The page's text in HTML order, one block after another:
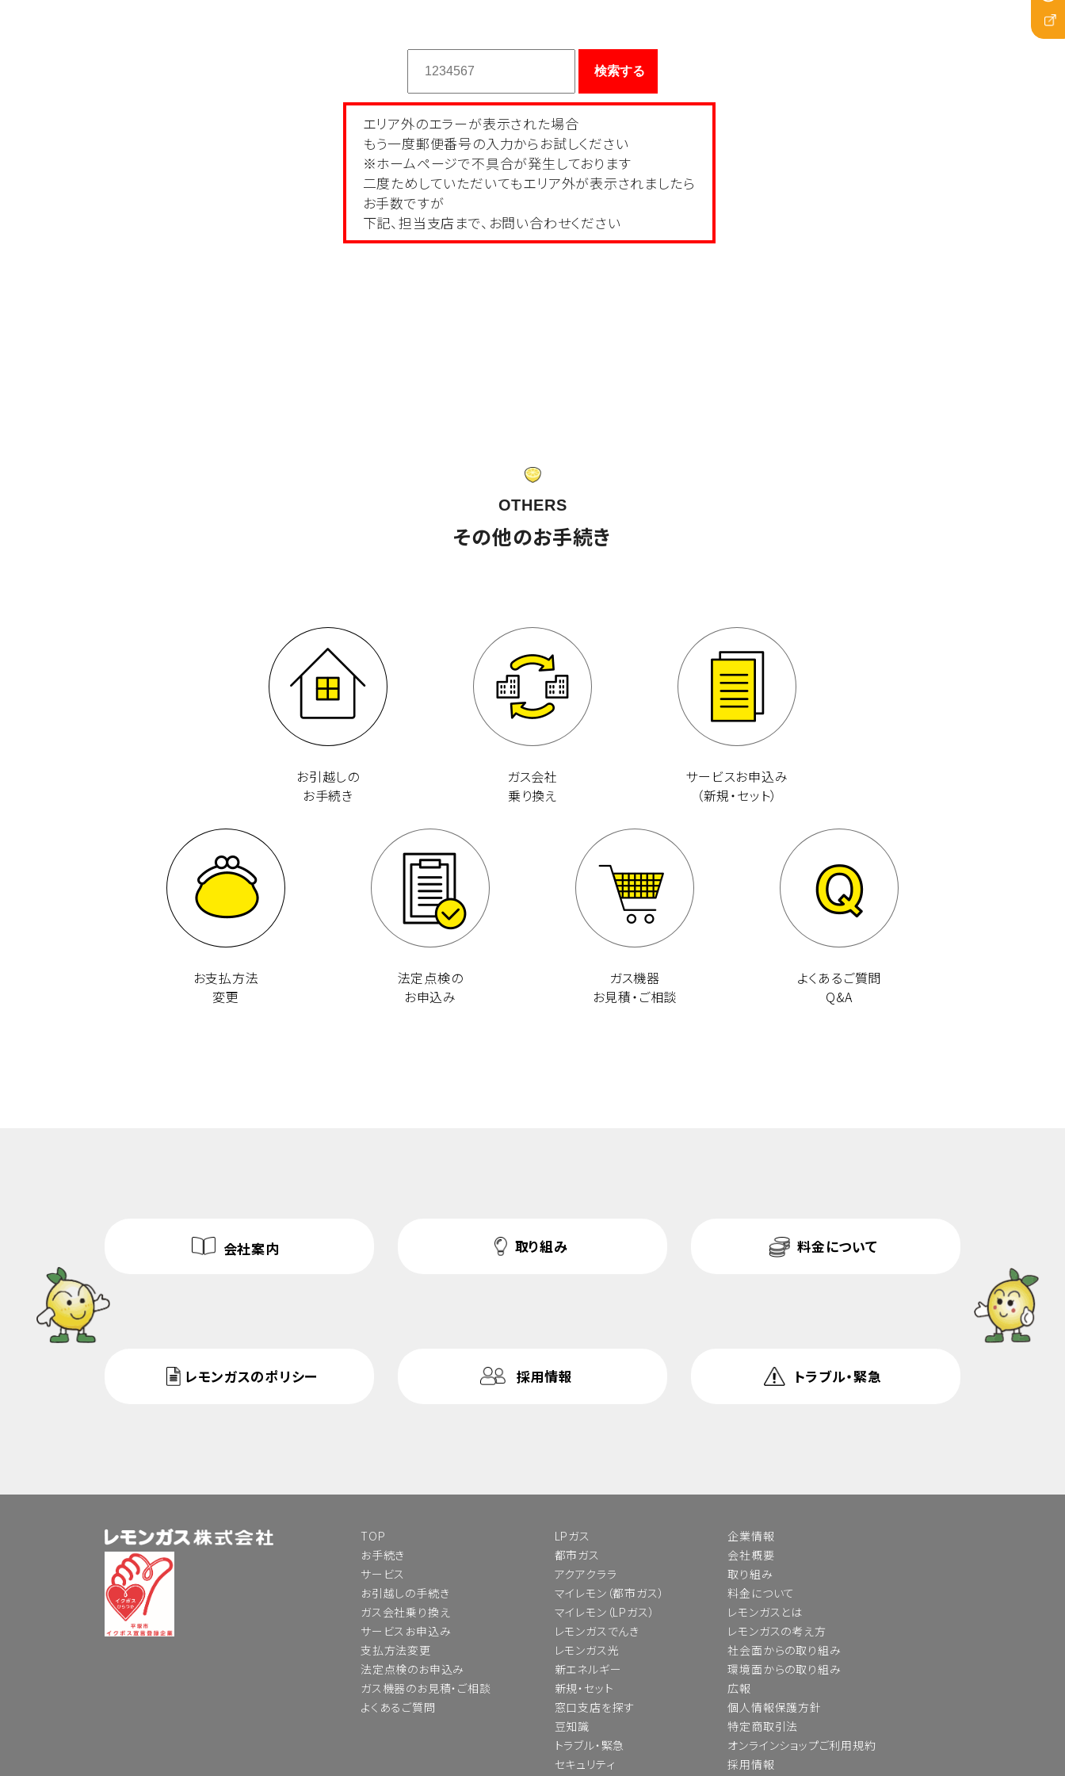
エリア外のエラーが表示された場合
もう一度郵便番号の入力からお試しください
※ホームページで不具合が発生しております
二度ためしていただいてもエリア外が表示されましたら
お手数ですが
下記、担当支店まで、お問い合わせください
OTHERS
その他のお手続き
お引越しの
お手続き
ガス会社
乗り換え
サービスお申込み
（新規・セット）
お支払方法
変更
法定点検の
お申込み
ガス機器
お見積・ご相談
よくあるご質問
Q&A
会社案内 取り組み 料金について
レモンガスのポリシー 採用情報 トラブル・緊急
TOP
お手続き
サービス
お引越しの手続き
ガス会社乗り換え
サービスお申込み
支払方法変更
法定点検のお申込み
ガス機器のお見積・ご相談
よくあるご質問
LPガス
都市ガス
アクアクララ
マイレモン（都市ガス）
マイレモン（LPガス）
レモンガスでんき
レモンガス光
新エネルギー
新規・セット
窓口支店を探す
豆知識
トラブル・緊急
セキュリティ
企業情報
会社概要
取り組み
料金について
レモンガスとは
レモンガスの考え方
社会面からの取り組み
環境面からの取り組み
広報
個人情報保護方針
特定商取引法
オンラインショップご利用規約
採用情報